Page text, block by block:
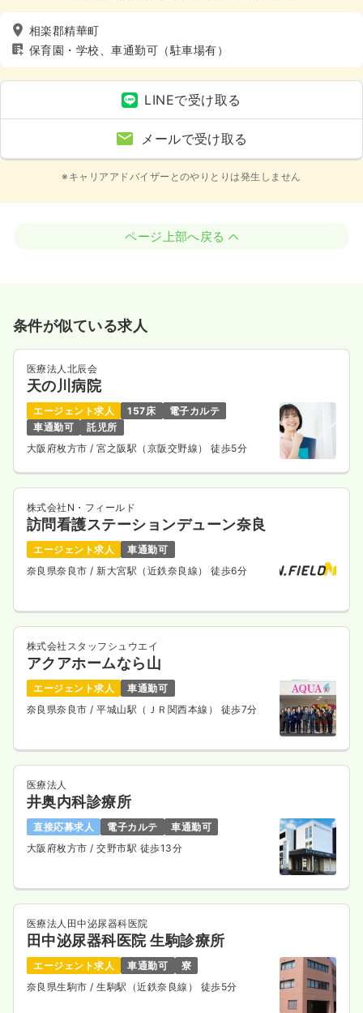
相楽郡精華町
保育園・学校、車通勤可（駐車場有）
LINEで受け取る
メールで受け取る
※キャリアアドバイザーとのやりとりは発生しません
ページ上部へ戻る
条件が似ている求人
医療法人北辰会
天の川病院
エージェント求人 157床
電子カルテ
車通勤可
託児所
大阪府枚方市/ 宮之阪駅（京阪交野線） 徒歩5分
株式会社N・フィールド
訪問看護ステーションデューン奈良
エージェント求人
車通勤可
奈良県奈良市 / 新大宮駅（近鉄奈良線） 徒歩6分
株式会社スタッフシュウエイ
アクアホームなら山
エージェント求人
車通勤可
奈良県奈良市 / 平城山駅（ＪＲ関西本線） 徒歩7分
医療法人
井奥内科診療所
直接応募求人 電子カルテ
車通勤可
大阪府枚方市 / 交野市駅 徒歩13分
医療法人田中泌尿器科医院
田中泌尿器科医院 生駒診療所
エージェント求人 車通勤可
寮
奈良県生駒市 / 生駒駅（近鉄奈良線） 徒歩5分